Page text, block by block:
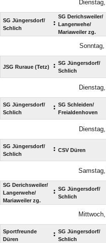
SG Jüngersdorf/​
Schlich
:
SG Derichsweiler/​
Langerwehe/​
Mariaweiler zg.
JSG Ruraue (Tetz) : SG Jüngersdorf/​
Schlich
SG Jüngersdorf/​
Schlich
: SG Schleiden/​
Freialdenhoven
SG Jüngersdorf/​
Schlich
: CSV Düren
SG Derichsweiler/​
Langerwehe/​
Mariaweiler zg.
: SG Jüngersdorf/​
Schlich
Sportfreunde
Düren
: SG Jüngersdorf/​
Schlich